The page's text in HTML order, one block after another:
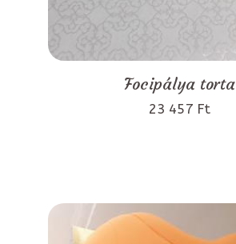
Focipálya torta
23 457 Ft